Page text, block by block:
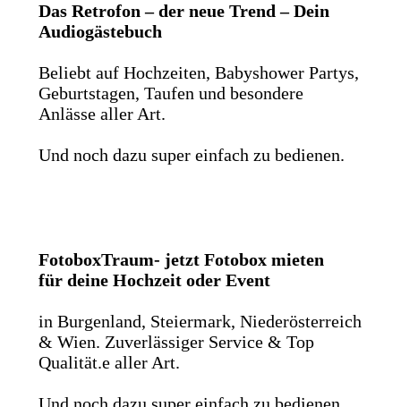
Das Retrofon – der neue Trend – Dein
Audiogästebuch
Beliebt auf Hochzeiten, Babyshower Partys,
Geburtstagen, Taufen und besondere
Anlässe aller Art.
Und noch dazu super einfach zu bedienen.
FotoboxTraum- jetzt Fotobox mieten
für deine Hochzeit oder Event
in Burgenland, Steiermark, Niederösterreich
& Wien. Zuverlässiger Service & Top
Qualität.e aller Art.